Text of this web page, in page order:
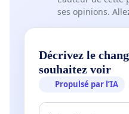
ses opinions.
Décrivez le
souhaitez voir
Propulsé par l’IA